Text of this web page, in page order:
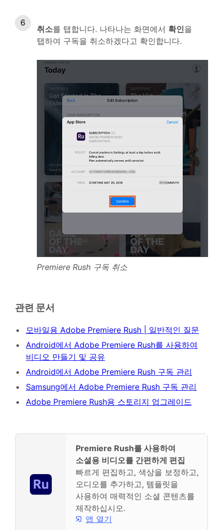
취소를 탭합니다. 나타나는 화면에서 확인을
탭하여 구독을 취소하겠다고 확인합니다.
Premiere Rush 구독 취소
관련 문서
모바일용 Adobe Premiere Rush | 일반적인 질문
Android에서 Adobe Premiere Rush를 사용하여
비디오 만들기 및 공유
Android에서 Adobe Premiere Rush 구독 관리
Samsung에서 Adobe Premiere Rush 구독 관리
Adobe Premiere Rush용 스토리지 업그레이드
Premiere Rush를 사용하여
소셜용 비디오를 간편하게 편집
빠르게 편집하고, 색상을 보정하고,
오디오를 추가하고, 템플릿을
사용하여 매력적인 소셜 콘텐츠를
제작하십시오.
앱 열기